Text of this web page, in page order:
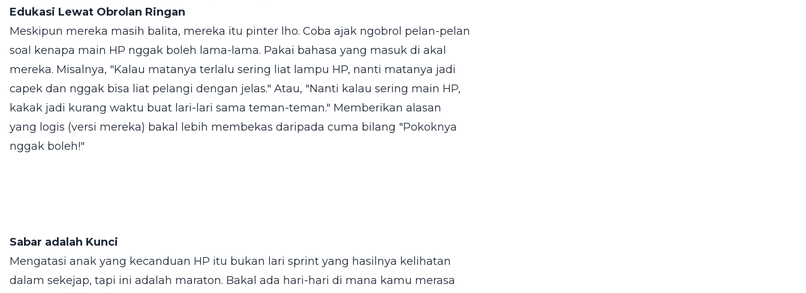
Edukasi Lewat Obrolan Ringan
Meskipun mereka masih balita, mereka itu pinter lho. Coba ajak ngobrol pelan-pelan
soal kenapa main HP nggak boleh lama-lama. Pakai bahasa yang masuk di akal
mereka. Misalnya, "Kalau matanya terlalu sering liat lampu HP, nanti matanya jadi
capek dan nggak bisa liat pelangi dengan jelas." Atau, "Nanti kalau sering main HP,
kakak jadi kurang waktu buat lari-lari sama teman-teman." Memberikan alasan
yang logis (versi mereka) bakal lebih membekas daripada cuma bilang "Pokoknya
nggak boleh!"
Sabar adalah Kunci
Mengatasi anak yang kecanduan HP itu bukan lari sprint yang hasilnya kelihatan
dalam sekejap, tapi ini adalah maraton. Bakal ada hari-hari di mana kamu merasa